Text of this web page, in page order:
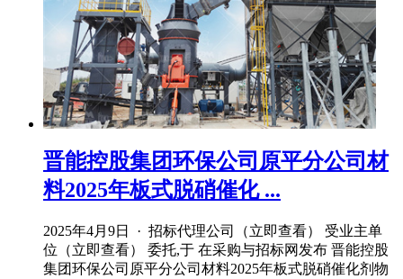
晋能控股集团环保公司原平分公司材
料2025年板式脱硝催化 ...
2025年4月9日 · 招标代理公司（立即查看） 受业主单
位（立即查看） 委托,于 在采购与招标网发布 晋能控股
集团环保公司原平分公司材料2025年板式脱硝催化剂物